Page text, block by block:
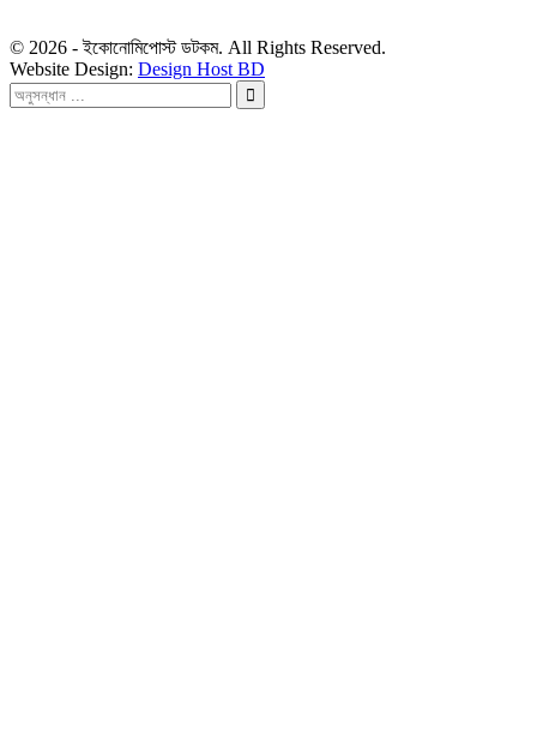
© 2026 - ইকোনোমিপোস্ট ডটকম. All Rights Reserved.
Website Design: Design Host BD